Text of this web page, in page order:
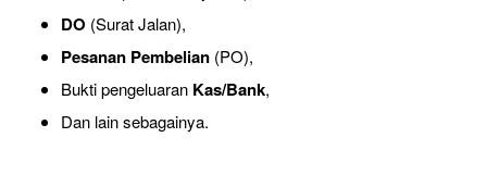
DO (Surat Jalan),
Pesanan Pembelian(PO),
Bukti pengeluaran Kas/Bank,
Dan lain sebagainya.